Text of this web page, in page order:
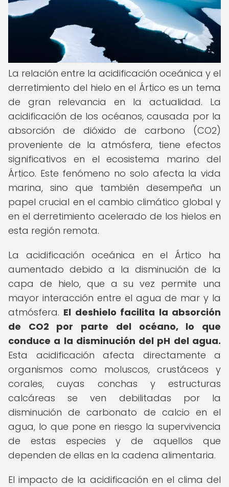
La relación entre la acidificación oceánica y el
derretimiento del hielo en el Ártico es un tema
de gran relevancia en la actualidad. La
acidificación de los océanos, causada por la
absorción de dióxido de carbono (CO2)
proveniente de la atmósfera, tiene efectos
significativos en el ecosistema marino del
Ártico. Este fenómeno no solo afecta la vida
marina, sino que también desempeña un
papel crucial en el cambio climático global y
en el derretimiento acelerado de los hielos en
esta región remota.
La acidificación oceánica en el Ártico ha
aumentado debido a la disminución de la
capa de hielo, que a su vez permite una
mayor interacción entre el agua de mar y la
atmósfera. El deshielo facilita la absorción
de CO2 por parte del océano, lo que
conduce a la disminución del pH del agua.
Esta acidificación afecta directamente a
organismos como moluscos, crustáceos y
corales, cuyas conchas y estructuras
calcáreas se ven debilitadas por la
disminución de carbonato de calcio en el
agua, lo que pone en riesgo la supervivencia
de estas especies y de aquellos que
dependen de ellas en la cadena alimentaria.
El impacto de la acidificación en el clima del